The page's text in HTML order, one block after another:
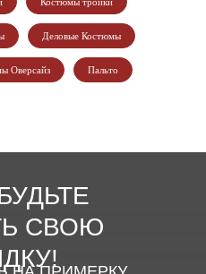
Деловые Костюмы
Оверсайз Пальто
СВОЮ